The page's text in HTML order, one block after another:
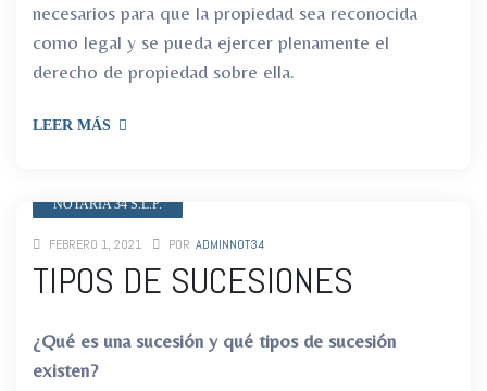
necesarios para que la propiedad sea reconocida
como legal y se pueda ejercer plenamente el
derecho de propiedad sobre ella.
LEER MÁS
NOTARIA 34 S.L.P.
FEBRERO 1, 2021 POR ADMINNOT34
TIPOS DE SUCESIONES
¿Qué es una sucesión y qué tipos de sucesión
existen?